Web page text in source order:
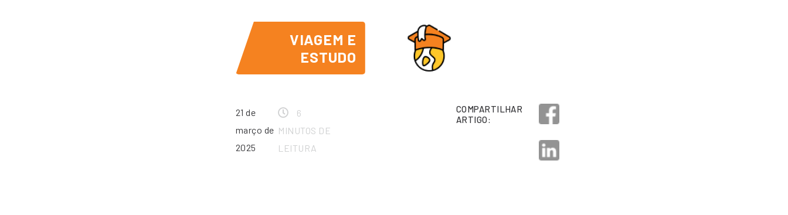
VIAGEM E
ESTUDO
21 de
março de
2025
6
MINUTOS DE
LEITURA
COMPARTILHAR
ARTIGO: